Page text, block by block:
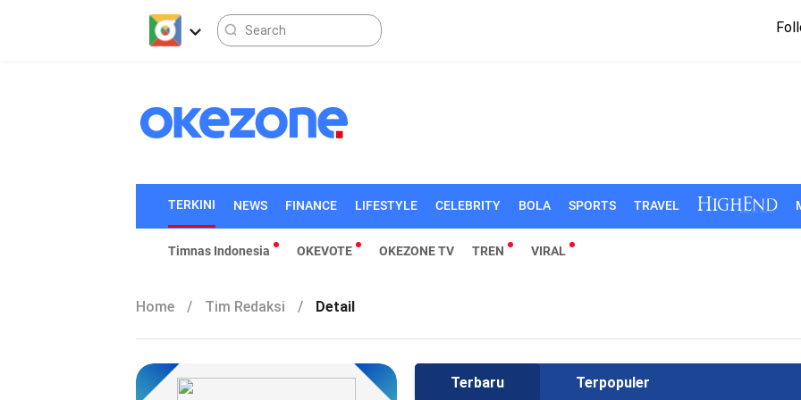
TERKINI NEWS FINANCE LIFESTYLE CELEBRITY BOLA SPORTS TRAVEL
Timnas Indonesia OKEVOTE OKEZONE TV TREN VIRAL
Home / Tim Redaksi / Detail
Terbaru Terpopuler